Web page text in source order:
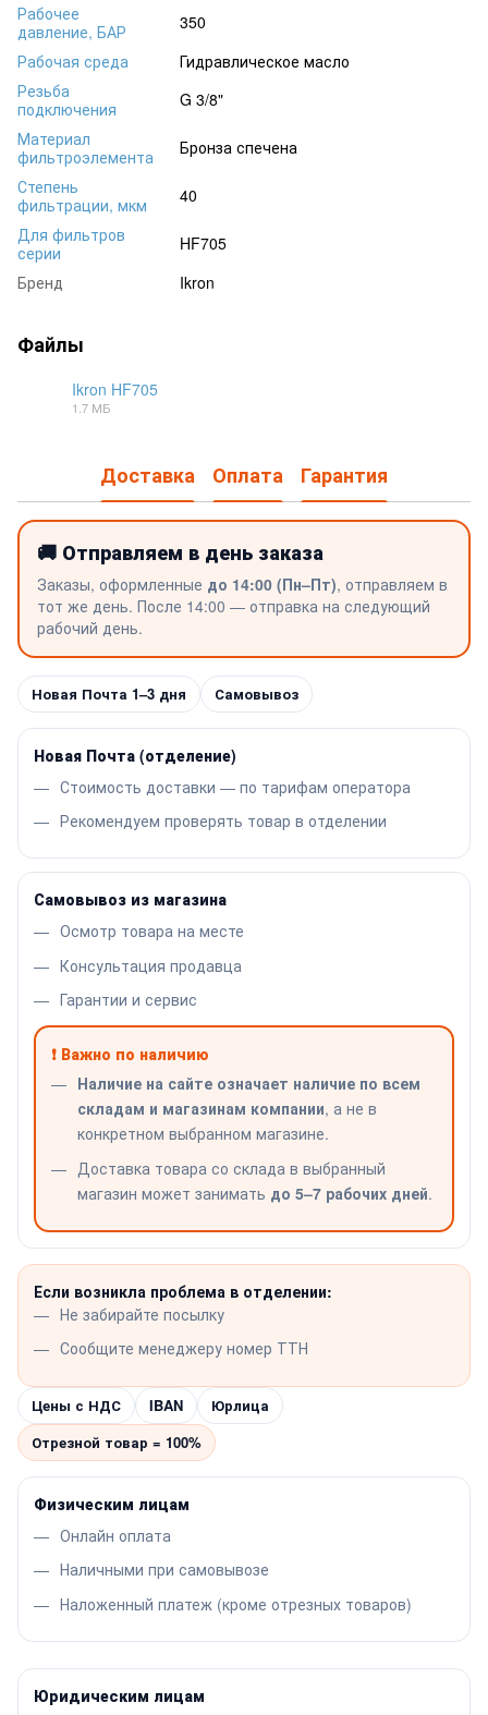
Рабочее
давление, БАР
350
Рабочая среда
Гидравлическое масло
Резьба
подключения
G 3/8"
Материал
фильтроэлемента
Бронза спечена
Степень
фильтрации, мкм
40
Для фильтров
серии
HF705
Бренд
Ikron
Файлы
Ikron HF705
1.7 МБ
Доставка Оплата Гарантия
🚚 Отправляем в день заказа
Заказы, оформленные до 14:00 (Пн–Пт), отправляем в
тот же день. После 14:00 — отправка на следующий
рабочий день.
Новая Почта 1–3 дня Самовывоз
Новая Почта (отделение)
Стоимость доставки — по тарифам оператора
Рекомендуем проверять товар в отделении
Самовывоз из магазина
Осмотр товара на месте
Консультация продавца
Гарантии и сервис
❗ Важно по наличию
Наличие на сайте означает наличие по всем
складам и магазинам компании, а не в
конкретном выбранном магазине.
Доставка товара со склада в выбранный
магазин может занимать до 5–7 рабочих дней.
Если возникла проблема в отделении:
Не забирайте посылку
Сообщите менеджеру номер ТТН
Цены с НДС IBAN
Юрлица
Отрезной товар = 100%
Физическим лицам
Онлайн оплата
Наличными при самовывозе
Наложенный платеж (кроме отрезных товаров)
Юридическим лицам